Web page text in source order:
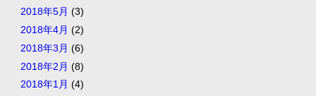
2018年5月 (3)
2018年4月 (2)
2018年3月 (6)
2018年2月 (8)
2018年1月 (4)